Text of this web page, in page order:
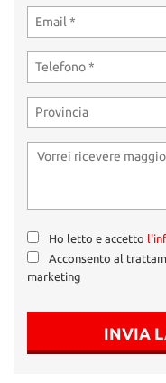
Ho letto e accetto
Acconsento al
marketing
INVIA